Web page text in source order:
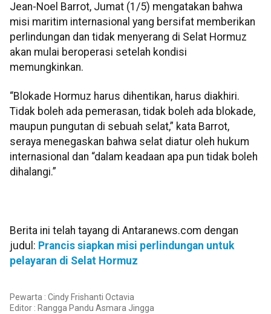
Jean-Noel Barrot, Jumat (1/5) mengatakan bahwa
misi maritim internasional yang bersifat memberikan
perlindungan dan tidak menyerang di Selat Hormuz
akan mulai beroperasi setelah kondisi
memungkinkan.
“Blokade Hormuz harus dihentikan, harus diakhiri.
Tidak boleh ada pemerasan, tidak boleh ada blokade,
maupun pungutan di sebuah selat,” kata Barrot,
seraya menegaskan bahwa selat diatur oleh hukum
internasional dan “dalam keadaan apa pun tidak boleh
dihalangi.”
Berita ini telah tayang di Antaranews.com dengan
judul: Prancis siapkan misi perlindungan untuk
pelayaran di Selat Hormuz
Pewarta : Cindy Frishanti Octavia
Editor : Rangga Pandu Asmara Jingga